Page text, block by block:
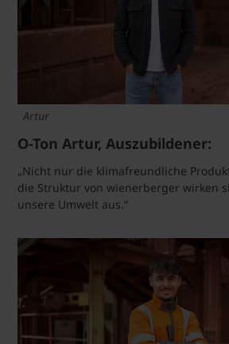
Artur
O-Ton Artur, Auszubildener:
„Nicht nur die klimafreundliche
die Struktur von wienerberger wirken
unsere Umwelt aus.“